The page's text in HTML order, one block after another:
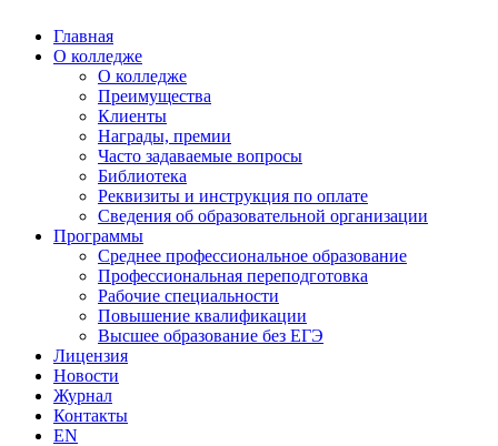
Главная
О колледже
О колледже
Преимущества
Клиенты
Награды, премии
Часто задаваемые вопросы
Библиотека
Реквизиты и инструкция по оплате
Сведения об образовательной организации
Программы
Среднее профессиональное образование
Профессиональная переподготовка
Рабочие специальности
Повышение квалификации
Высшее образование без ЕГЭ
Лицензия
Новости
Журнал
Контакты
EN